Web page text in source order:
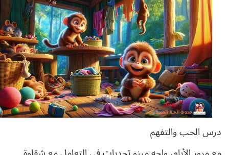
درس الحب والتفهم